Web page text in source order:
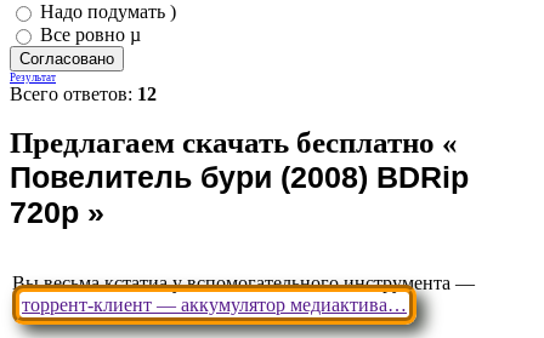
Надо подумать )
Все ровно µ
Результат
Всего ответов: 12
Вы весьма кстатиа у вспомогательного инструмента —
торрент-клиент — аккумулятор медиактива…